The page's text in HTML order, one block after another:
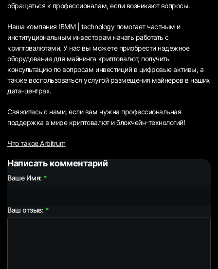
обращаться к профессионалам, если возникают вопросы.
Наша компания IBMM | technology помогает частным и
институциональным инвесторам начать работать с
криптовалютами. У нас вы можете приобрести надежное
оборудование для майнинга криптовалют, получить
консультацию по вопросам инвестиций в цифровые активы, а
также воспользоваться услугой размещения майнеров в наших
дата-центрах.
Свяжитесь с нами, если вам нужна профессиональная
поддержка в мире криптовалют и блокчейн-технологий!
Что такое Arbitrum
Написать комментарий
Ваше Имя:
Ваш отзыв: